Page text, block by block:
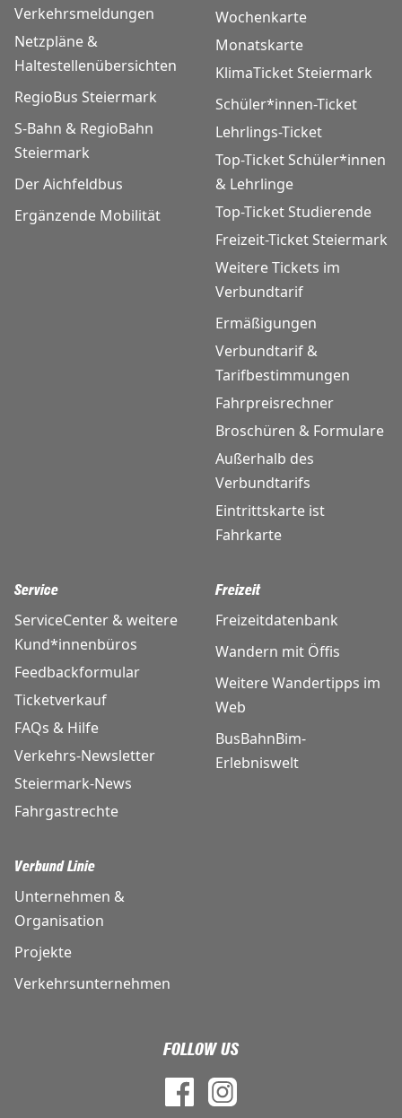
Verkehrsmeldungen
Netzpläne &
Haltestellenübersichten
RegioBus Steiermark
S-Bahn & RegioBahn
Steiermark
Der Aichfeldbus
Ergänzende Mobilität
Wochenkarte
Monatskarte
KlimaTicket Steiermark
Schüler*innen-Ticket
Lehrlings-Ticket
Top-Ticket Schüler*innen
& Lehrlinge
Top-Ticket Studierende
Freizeit-Ticket Steiermark
Weitere Tickets im
Verbundtarif
Ermäßigungen
Verbundtarif &
Tarifbestimmungen
Fahrpreisrechner
Broschüren & Formulare
Außerhalb des
Verbundtarifs
Eintrittskarte ist
Fahrkarte
Service
ServiceCenter & weitere
Kund*innenbüros
Feedbackformular
Ticketverkauf
FAQs & Hilfe
Verkehrs-Newsletter
Steiermark-News
Fahrgastrechte
Freizeit
Freizeitdatenbank
Wandern mit Öffis
Weitere Wandertipps im
Web
BusBahnBim-
Erlebniswelt
Verbund Linie
Unternehmen &
Organisation
Projekte
Verkehrsunternehmen
FOLLOW US